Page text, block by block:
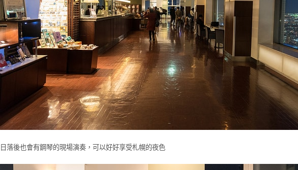
日落後也會有鋼琴的現場演奏，可以好好享受札幌的夜色